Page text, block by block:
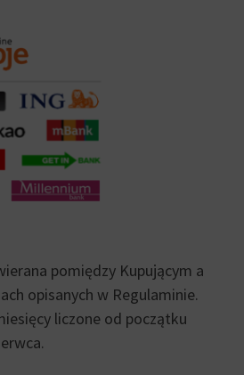
pomiędzy Kupującym a
opisanych w Regulaminie.
liczone od początku